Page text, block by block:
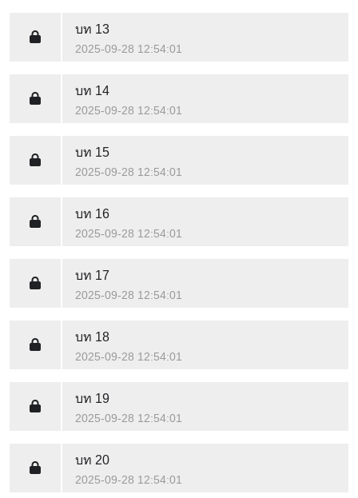
บท 13
2025-09-28 12:54:01
บท 14
2025-09-28 12:54:01
บท 15
2025-09-28 12:54:01
บท 16
2025-09-28 12:54:01
บท 17
2025-09-28 12:54:01
บท 18
2025-09-28 12:54:01
บท 19
2025-09-28 12:54:01
บท 20
2025-09-28 12:54:01